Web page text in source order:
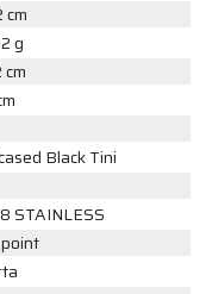
cm
g
Black Tini
STAINLESS